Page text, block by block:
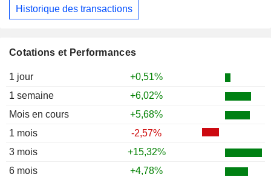
Cotations et Performances
1 jour
+0,51%
1 semaine
+6,02%
Mois en cours
+5,68%
1 mois
-2,57%
3 mois
+15,32%
6 mois
+4,78%
Historique des transactions